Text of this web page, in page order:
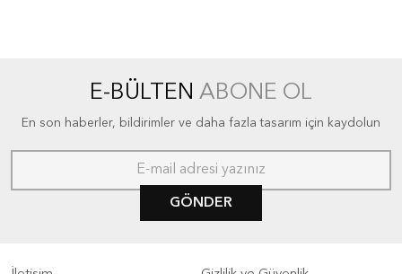
E-BÜLTEN ABONE OL
En son haberler, bildirimler ve daha fazla tasarım için kaydolun
GÖNDER